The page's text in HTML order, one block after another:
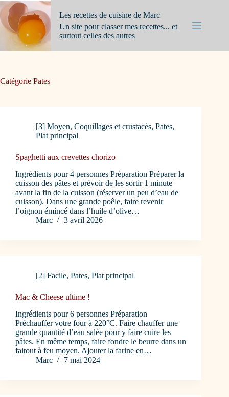
Passer
au
contenu
Les recettes de cuisine de Marc
Un site pour classer mes recettes... et
surtout celles des autres
Catégorie Pates
[3] Moyen, Coquillages et crustacés, Pates,
Plat principal
Spaghetti aux crevettes chorizo
Ingrédients pour 4 personnes Préparation Préparer la
cuisson des pâtes et prévoir de les sortir 1 minute
avant la fin de la cuisson (réserver un peu d’eau de
cuisson). Dans une grande poêle, faire revenir
l’oignon émincé dans l’huile d’olive…
Marc
3 avril 2026
[2] Facile, Pates, Plat principal
Mac & Cheese ultime !
Ingrédients pour 6 personnes Préparation
Préchauffer votre four à 220°C. Faire chauffer une
grande quantité d’eau salée pour y faire cuire les
pâtes. En même temps, faire fondre le beurre dans un
faitout à feu moyen. Ajouter la farine en…
Marc
7 mai 2024